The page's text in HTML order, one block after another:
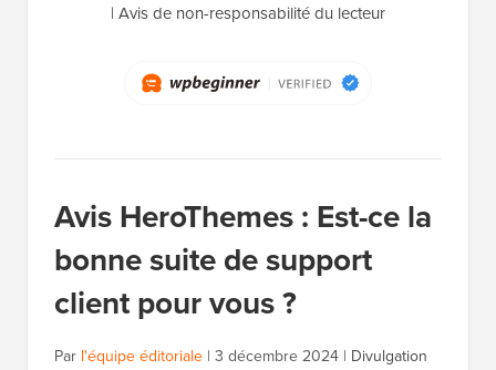
| Avis de non-responsabilité du lecteur
Avis HeroThemes : Est-ce la
bonne suite de support
client pour vous ?
Par l'équipe éditoriale | 3 décembre 2024 | Divulgation